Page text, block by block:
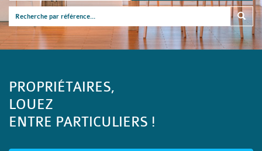
PROPRIÉTAIRES,
LOUEZ
ENTRE PARTICULIERS !